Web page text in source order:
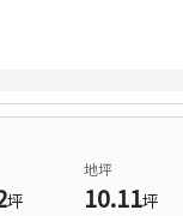
坪
地坪
10.11坪